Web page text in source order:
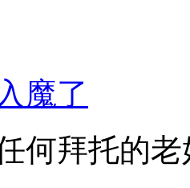
魔了
何拜托的老